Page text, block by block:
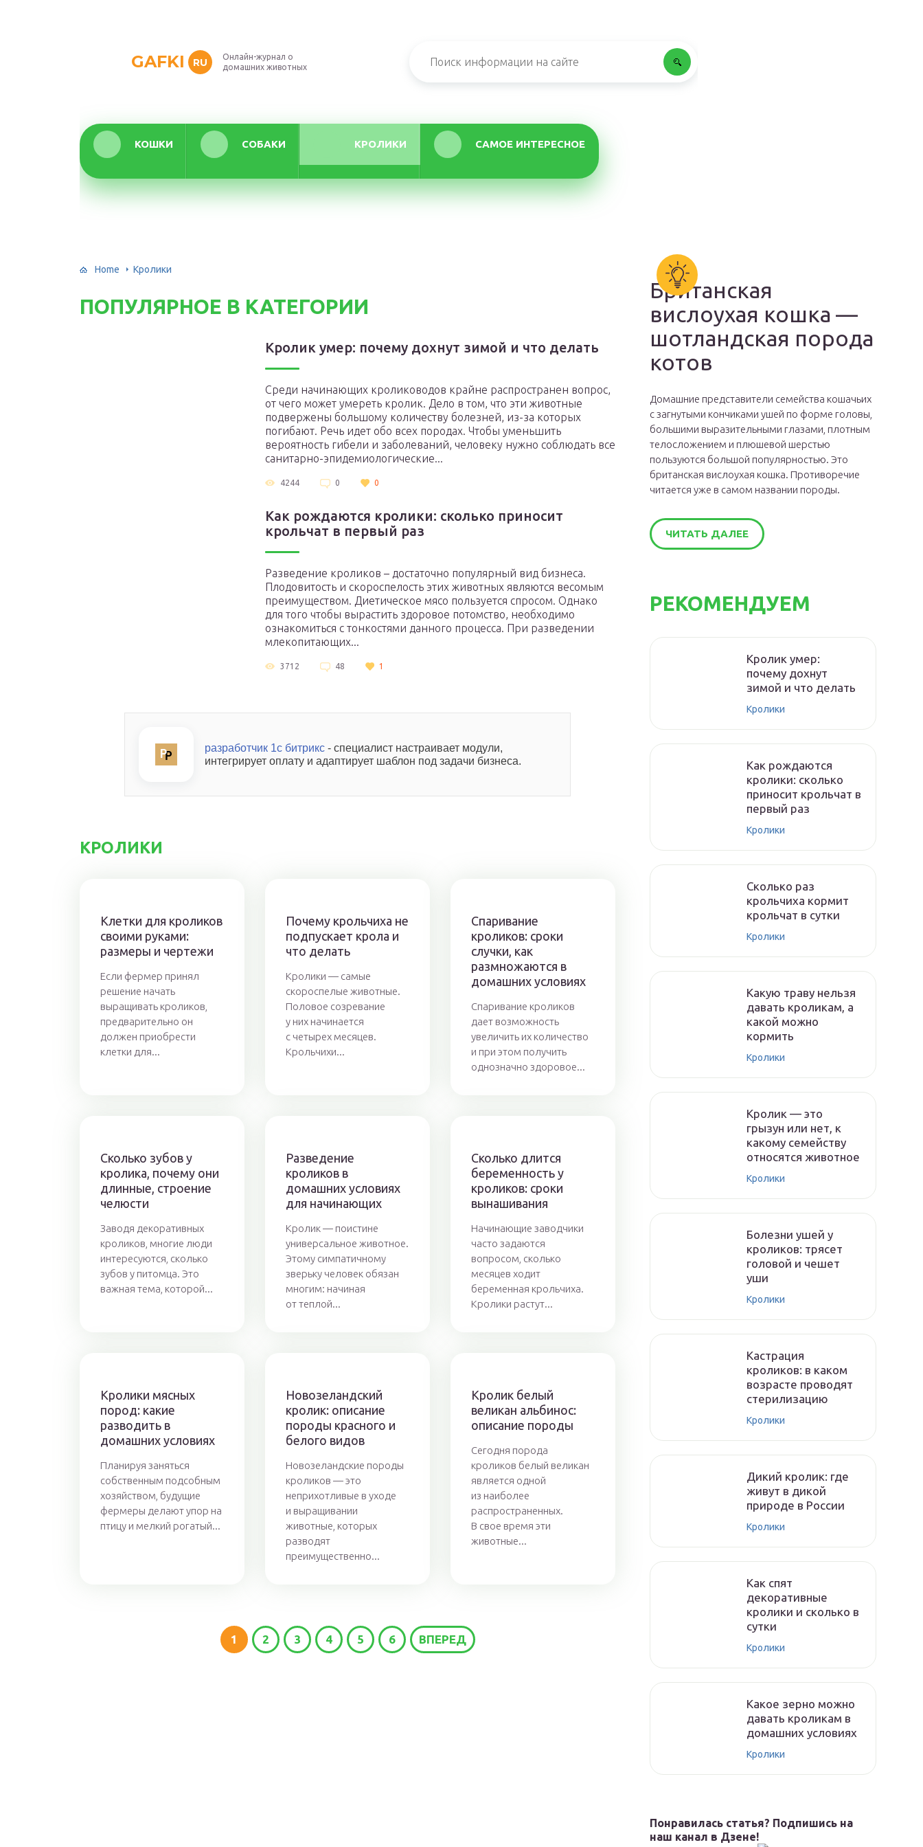
GAFKI RU
Онлайн-журнал о
домашних животных
КОШКИ СОБАКИ КРОЛИКИ САМОЕ ИНТЕРЕСНОЕ
Home Кролики
ПОПУЛЯРНОЕ В КАТЕГОРИИ
Кролик умер: почему дохнут зимой и что делать
Среди начинающих кролиководов крайне распространен вопрос,
от чего может умереть кролик. Дело в том, что эти животные
подвержены большому количеству болезней, из-за которых
погибают. Речь идет обо всех породах. Чтобы уменьшить
вероятность гибели и заболеваний, человеку нужно соблюдать все
санитарно-эпидемиологические...
4244 0 0
Как рождаются кролики: сколько приносит
крольчат в первый раз
Разведение кроликов – достаточно популярный вид бизнеса.
Плодовитость и скороспелость этих животных являются весомым
преимуществом. Диетическое мясо пользуется спросом. Однако
для того чтобы вырастить здоровое потомство, необходимо
ознакомиться с тонкостями данного процесса. При разведении
млекопитающих...
3712 48 1
разработчик 1с битрикс - специалист настраивает модули,
интегрирует оплату и адаптирует шаблон под задачи бизнеса.
КРОЛИКИ
Клетки для кроликов
своими руками:
размеры и чертежи
Если фермер принял
решение начать
выращивать кроликов,
предварительно он
должен приобрести
клетки для...
Почему крольчиха не
подпускает крола и
что делать
Кролики — самые
скороспелые животные.
Половое созревание
у них начинается
с четырех месяцев.
Крольчихи...
Спаривание
кроликов: сроки
случки, как
размножаются в
домашних условиях
Спаривание кроликов
дает возможность
увеличить их количество
и при этом получить
однозначно здоровое...
Сколько зубов у
кролика, почему они
длинные, строение
челюсти
Заводя декоративных
кроликов, многие люди
интересуются, сколько
зубов у питомца. Это
важная тема, которой...
Разведение
кроликов в
домашних условиях
для начинающих
Кролик — поистине
универсальное животное.
Этому симпатичному
зверьку человек обязан
многим: начиная
от теплой...
Сколько длится
беременность у
кроликов: сроки
вынашивания
Начинающие заводчики
часто задаются
вопросом, сколько
месяцев ходит
беременная крольчиха.
Кролики растут...
Кролики мясных
пород: какие
разводить в
домашних условиях
Планируя заняться
собственным подсобным
хозяйством, будущие
фермеры делают упор на
птицу и мелкий рогатый...
Новозеландский
кролик: описание
породы красного и
белого видов
Новозеландские породы
кроликов — это
неприхотливые в уходе
и выращивании
животные, которых
разводят
преимущественно...
Кролик белый
великан альбинос:
описание породы
Сегодня порода
кроликов белый великан
является одной
из наиболее
распространенных.
В свое время эти
животные...
1 2 3 4 5 6 ВПЕРЕД
Британская
вислоухая кошка —
шотландская порода
котов
Домашние представители семейства кошачьих
с загнутыми кончиками ушей по форме головы,
большими выразительными глазами, плотным
телосложением и плюшевой шерстью
пользуются большой популярностью. Это
британская вислоухая кошка. Противоречие
читается уже в самом названии породы.
ЧИТАТЬ ДАЛЕЕ
РЕКОМЕНДУЕМ
Кролик умер:
почему дохнут
зимой и что делать
Кролики
Как рождаются
кролики: сколько
приносит крольчат в
первый раз
Кролики
Сколько раз
крольчиха кормит
крольчат в сутки
Кролики
Какую траву нельзя
давать кроликам, а
какой можно
кормить
Кролики
Кролик — это
грызун или нет, к
какому семейству
относятся животное
Кролики
Болезни ушей у
кроликов: трясет
головой и чешет
уши
Кролики
Кастрация
кроликов: в каком
возрасте проводят
стерилизацию
Кролики
Дикий кролик: где
живут в дикой
природе в России
Кролики
Как спят
декоративные
кролики и сколько в
сутки
Кролики
Какое зерно можно
давать кроликам в
домашних условиях
Кролики
Понравилась статья? Подпишись на
наш канал в Дзене!